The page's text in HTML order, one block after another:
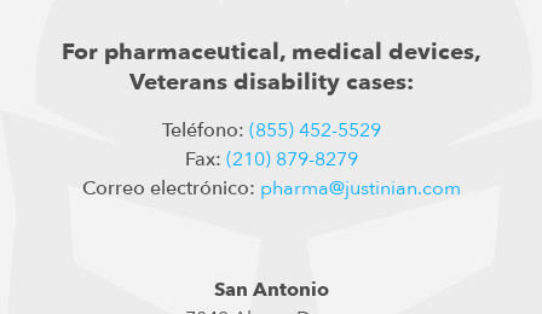
For pharmaceutical, medical devices,
Veterans disability cases:
Teléfono: (855) 452-5529
Fax: (210) 879-8279
Correo electrónico: pharma@justinian.com
San Antonio